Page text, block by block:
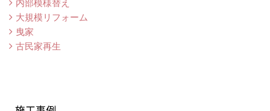
内部模様替え
大規模リフォーム
曳家
古民家再生